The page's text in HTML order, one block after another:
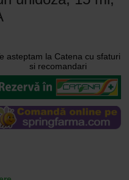
asteptam la Catena cu sfaturi
si recomandari